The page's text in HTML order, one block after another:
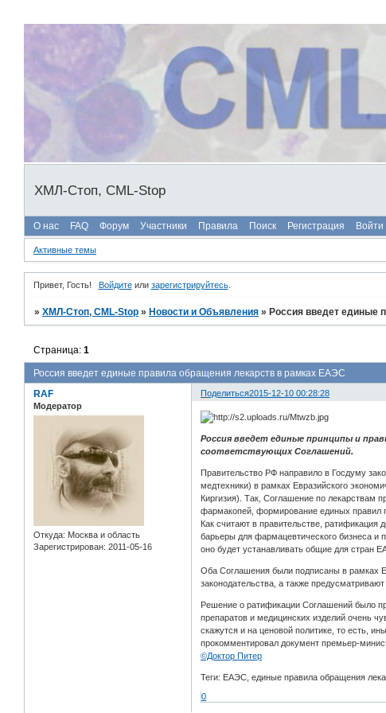
ХМЛ-Стоп, CML-Stop
О нас FAQ Форум Участники Правила Поиск Регистрация Войти
Активные темы
Привет, Гость! Войдитеили зарегистрируйтесь.
»ХМЛ-Стоп, CML-Stop »Новости и Объявления »Россия введет единые
Россия введет единые правила обращения лекарств в рамках ЕАЭС
Страница:1
Поделиться2015-12-10 00:28:28
RAF
Модератор
Откуда: Москва и область
Зарегистрирован: 2011-05-16
Россия введет единые принципы и
соответствующих Соглашений.
Правительство РФ направило в Госдуму
медтехники) в рамках Евразийского
Киргизия). Так, Соглашение по лекарствам
фармакопей, формирование единых правил
Как считают в правительстве,
барьеры для фармацевтического бизнеса
оно будет устанавливать общие для стран
Оба Соглашения были подписаны в рамках
законодательства, а также
Решение о ратификации Соглашений было
препаратов и медицинских изделий очень
скажутся и на ценовой политике, то есть,
прокомментировал документ премьер-
©Доктор Питер
Теги: ЕАЭС, единые правила обращения
0